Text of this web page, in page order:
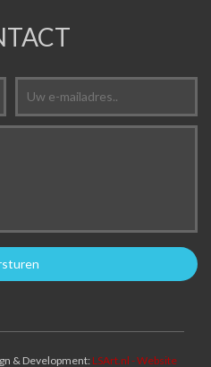
& Development: LSArt.nl - Website